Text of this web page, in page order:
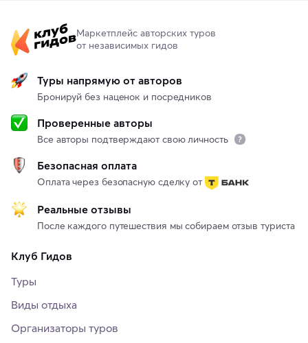
Маркетплейс авторских туров
от независимых гидов
Туры напрямую от авторов
Бронируй без наценок и посредников
Проверенные авторы
Все авторы подтверждают свою личность
Безопасная оплата
Оплата через безопасную сделку от
Реальные отзывы
После каждого путешествия мы собираем отзыв туриста
Клуб Гидов
Туры
Виды отдыха
Организаторы туров